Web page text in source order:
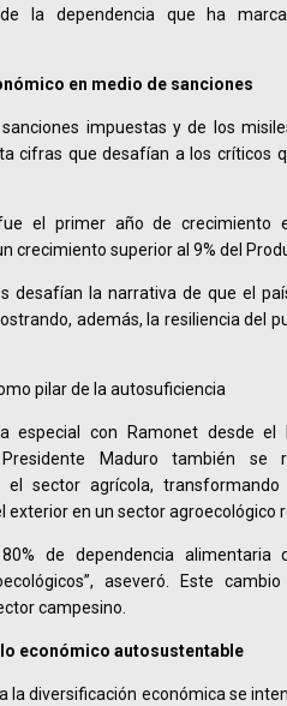
de la dependencia que ha
en medio de sanciones
impuestas y de los
cifras que desafían a los críticos
el primer año de crecimiento
crecimiento superior al 9% del
desafían la narrativa de que el
además, la resiliencia del
pilar de la autosuficiencia
especial con Ramonet desde el
Maduro también se
el sector agrícola,
exterior en un sector agroecológico
80% de dependencia
aseveró. Este
campesino.
económico autosustentable
la diversificación económica se